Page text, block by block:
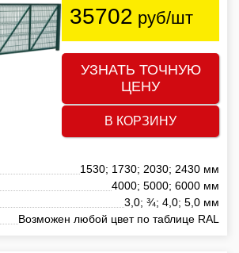
35702 руб/шт
УЗНАТЬ ТОЧНУЮ
ЦЕНУ
В КОРЗИНУ
1530; 1730; 2030; 2430 мм
4000; 5000; 6000 мм
3,0; ¾; 4,0; 5,0 мм
Возможен любой цвет по таблице RAL